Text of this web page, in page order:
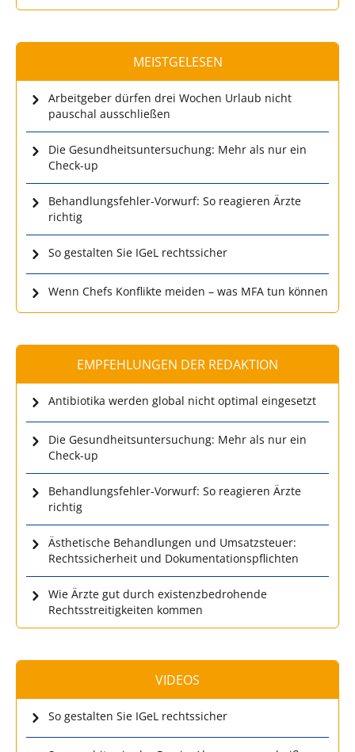
MEISTGELESEN
Arbeitgeber dürfen drei Wochen Urlaub nicht
pauschal ausschließen
Die Gesundheitsuntersuchung: Mehr als nur ein
Check-up
Behandlungsfehler-Vorwurf: So reagieren Ärzte
richtig
So gestalten Sie IGeL rechtssicher
Wenn Chefs Konflikte meiden – was MFA tun können
EMPFEHLUNGEN DER REDAKTION
Antibiotika werden global nicht optimal eingesetzt
Die Gesundheitsuntersuchung: Mehr als nur ein
Check-up
Behandlungsfehler-Vorwurf: So reagieren Ärzte
richtig
Ästhetische Behandlungen und Umsatzsteuer:
Rechtssicherheit und Dokumentationspflichten
Wie Ärzte gut durch existenzbedrohende
Rechtsstreitigkeiten kommen
VIDEOS
So gestalten Sie IGeL rechtssicher